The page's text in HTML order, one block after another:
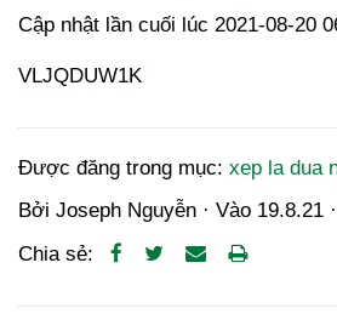
Cập nhật lần cuối lúc 2021-08-20
VLJQDUW1K
Được đăng trong mục: xep la dua
Bởi Joseph Nguyễn · Vào 19.8.21 ·
Chia sẻ: